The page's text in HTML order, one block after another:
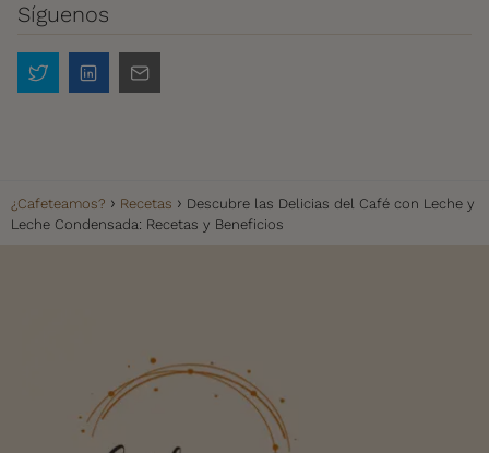
Síguenos
¿Cafeteamos? Recetas
Descubre las Delicias del Café con Leche y
Leche Condensada: Recetas y Beneficios